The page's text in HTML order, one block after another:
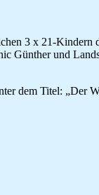
3 x 21-Kindern
Günther und
dem Titel: „Der